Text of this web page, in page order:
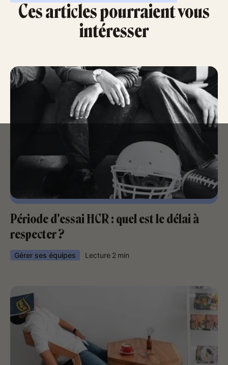
Ces articles pourraient vous
intéresser
Période d'essai HCR : quel est le délai à
respecter ?
Gérer ses équipes Lecture 2 min